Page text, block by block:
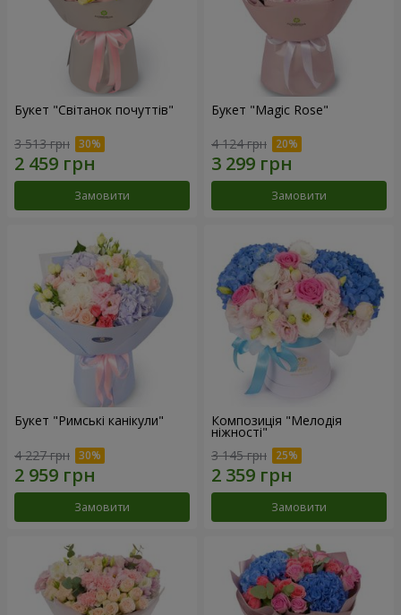
Букет "Світанок почуттів"
3 513 грн
Замовити
Букет "Magic Rose"
4 124 грн
Замовити
Букет "Римські канікули"
4 227 грн
Замовити
Композиція "Мелодія
ніжності"
3 145 грн
Замовити